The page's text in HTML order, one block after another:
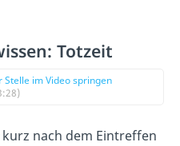
Totzeit
Stelle im Video springen
kurz nach dem Eintreffen